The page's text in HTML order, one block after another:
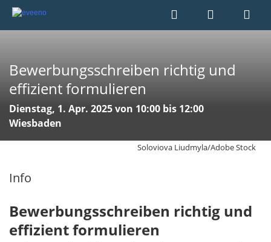
Bewerbungsschreiben richtig und
effizient formulieren
Dienstag, 1. Apr. 2025 von 10:00 bis 12:00
Wiesbaden
Soloviova Liudmyla/Adobe Stock
Info
Bewerbungsschreiben richtig und
effizient formulieren